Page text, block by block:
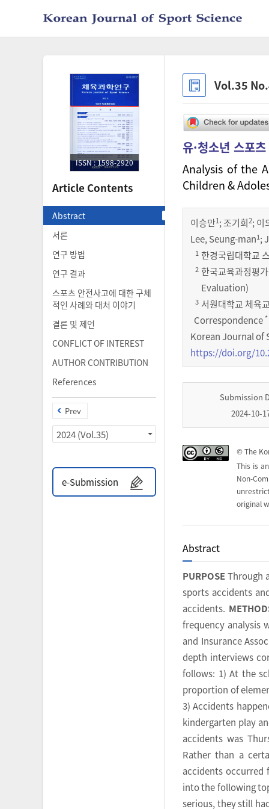
ISSN : 1598-2920
Article Contents
Abstract
서론
연구 방법
연구 결과
스포츠 안전사고에 대한 구체
적인 사례와 대처 이야기
결론 및 제언
CONFLICT OF INTEREST
AUTHOR CONTRIBUTION
References
Prev
2024 (Vol.35)
e-Submission
Vol.35
유·청소년 스포
Analysis of the
Children &
이승만1;조기희2;이
Lee, Seung-man1;
1 한경국립대학교
2 한국교육과정평
Evaluation)
3 서원대학교 체육
Correspondence *
Korean Journal of
https://doi.org/
Submission
2024-10-
© The
This is
Non-
original
Abstract
PURPOSEThrough
sports accidents
accidents.
frequency analysis
and Insurance
depth interviews
follows: 1) At the
proportion of
3) Accidents
kindergarten play
accidents was
Rather than a
accidents occurred
into the following
serious, they still